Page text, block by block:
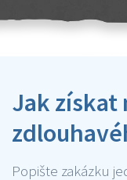
Jak získat
Popište zakázku